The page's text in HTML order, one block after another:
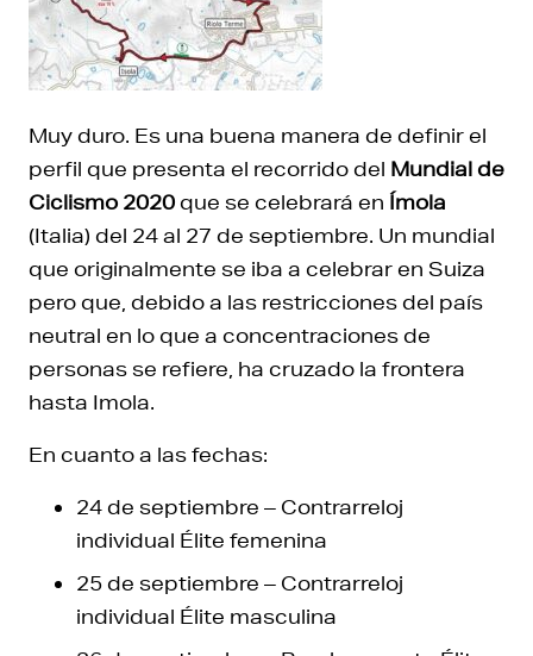
Muy duro. Es una buena manera de definir el
perfil que presenta el recorrido del Mundial de
Ciclismo 2020que se celebrará en Ímola
(Italia) del 24 al 27 de septiembre. Un mundial
que originalmente se iba a celebrar en Suiza
pero que, debido a las restricciones del país
neutral en lo que a concentraciones de
personas se refiere, ha cruzado la frontera
hasta Imola.
En cuanto a las fechas:
24 de septiembre – Contrarreloj
individual Élite femenina
25 de septiembre – Contrarreloj
individual Élite masculina